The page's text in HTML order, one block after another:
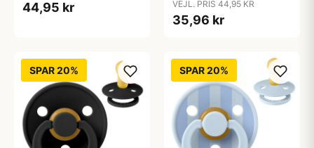
44,95 kr VEJL. PRIS 44,95 KR
35,96 kr
SPAR 20% SPAR 20%